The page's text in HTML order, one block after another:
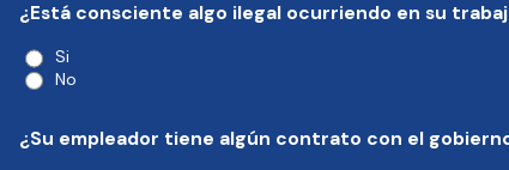
¿Está consciente algo ilegal ocurriendo en su
Si
No
¿Su empleador tiene algún contrato con el